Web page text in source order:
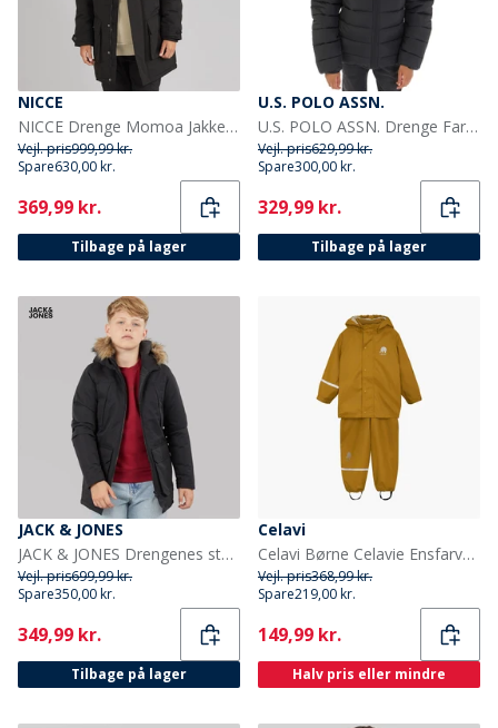
NICCE
NICCE Drenge Momoa Jakke Sort
Vejl. pris999,99 kr.
Spare630,00 kr.
Current
369,99 kr.
Tilbage på lager
U.S. POLO ASSN.
U.S. POLO ASSN. Drenge Farveblok Åg Pufferjakke Sort
Vejl. pris629,99 kr.
Spare300,00 kr.
Current
329,99 kr.
Tilbage på lager
JACK & JONES
JACK & JONES Drengenes store parka med aftagelig pels Sort
Vejl. pris699,99 kr.
Spare350,00 kr.
Current
349,99 kr.
Tilbage på lager
Celavi
Celavi Børne Celavie Ensfarvet PU Basis Regntøjs Sæt Buckthorn Brown
Vejl. pris368,99 kr.
Spare219,00 kr.
Current
149,99 kr.
Halv pris eller mindre